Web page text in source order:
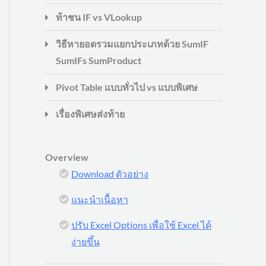
ท้าชน IF vs VLookup
วิธีหายอดรวมแยกประเภทด้วย SumIF
SumIFs SumProduct
Pivot Table แบบทั่วไป vs แบบพิเศษ
เรื่องพิเศษส่งท้าย
Overview
Download ตัวอย่าง
แนะนำเนื้อหา
ปรับ Excel Options เพื่อใช้ Excel ได้
ง่ายขึ้น